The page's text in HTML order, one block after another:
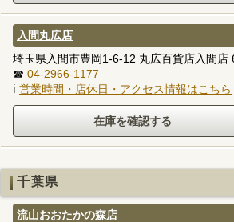
入間丸広店
埼玉県入間市豊岡1-6-12 丸広百貨店入間店
☎ 04-2966-1177
ℹ 営業時間・店休日・アクセス情報はこちら
千葉県
流山おおたかの森店